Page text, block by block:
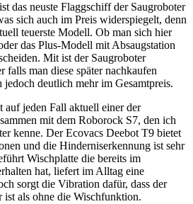
das neuste Flaggschiff der Saugroboter
sich auch im Preis widerspiegelt, denn
teuerste Modell. Ob man sich hier
das Plus-Modell mit Absaugstation
Mit ist der Saugroboter
falls man diese später nachkaufen
jedoch deutlich mehr im Gesamtpreis.
auf jeden Fall aktuell einer der
mit dem Roborock S7, den ich
kenne. Der Ecovacs Deebot T9 bietet
und die Hinderniserkennung ist sehr
Wischplatte die bereits im
hat, liefert im Alltag eine
sorgt die Vibration dafür, dass der
ist als ohne die Wischfunktion.